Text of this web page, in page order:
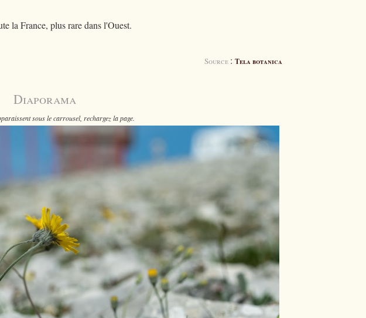
la France, plus rare dans l'Ouest.
Source : Tela botanica
Diaporama
sous le carrousel, rechargez la page.